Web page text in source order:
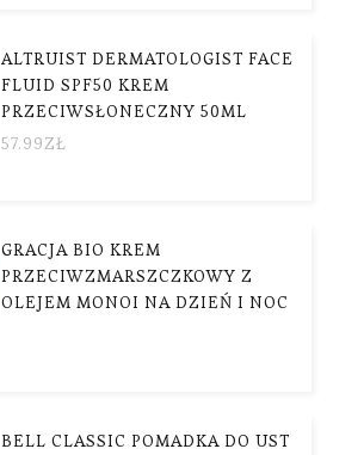
ALTRUIST DERMATOLOGIST FACE
FLUID SPF50 KREM
PRZECIWSŁONECZNY 50ML
57.99ZŁ
GRACJA BIO KREM
PRZECIWZMARSZCZKOWY Z
OLEJEM MONOI NA DZIEŃ I NOC
BELL CLASSIC POMADKA DO UST